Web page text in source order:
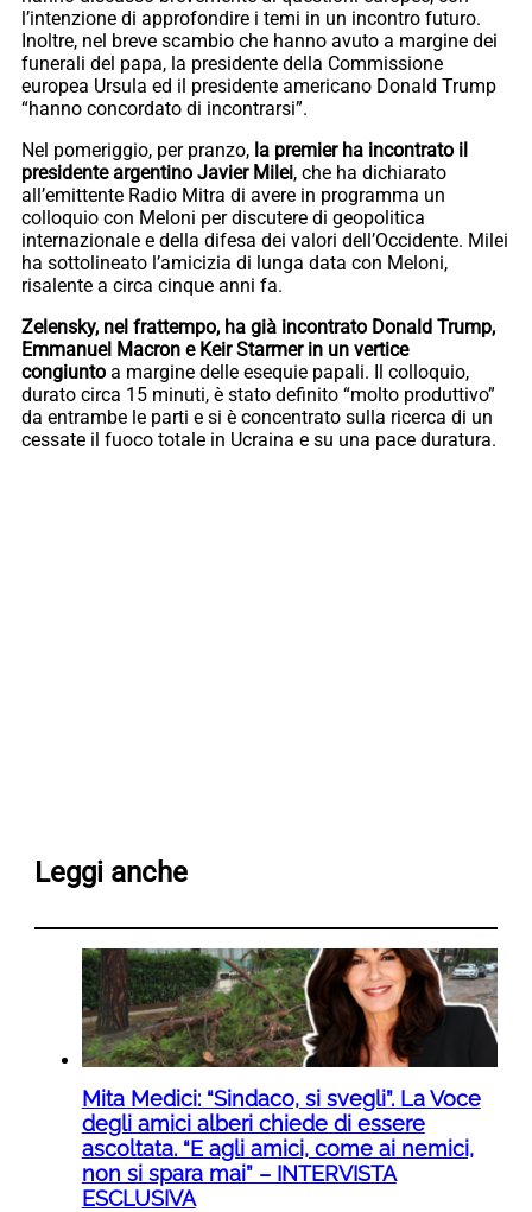
l’intenzione di approfondire i temi in un incontro futuro.
Inoltre, nel breve scambio che hanno avuto a margine dei
funerali del papa, la presidente della Commissione
europea Ursula ed il presidente americano Donald Trump
“hanno concordato di incontrarsi”.
Nel pomeriggio, per pranzo, la premier ha incontrato il
presidente argentino Javier Milei, che ha dichiarato
all’emittente Radio Mitra di avere in programma un
colloquio con Meloni per discutere di geopolitica
internazionale e della difesa dei valori dell’Occidente. Milei
ha sottolineato l’amicizia di lunga data con Meloni,
risalente a circa cinque anni fa.
Zelensky, nel frattempo, ha già incontrato Donald Trump,
Emmanuel Macron e Keir Starmer in un vertice
congiunto a margine delle esequie papali. Il colloquio,
durato circa 15 minuti, è stato definito “molto produttivo”
da entrambe le parti e si è concentrato sulla ricerca di un
cessate il fuoco totale in Ucraina e su una pace duratura.
Leggi anche
Mita Medici: “Sindaco, si svegli”. La Voce
degli amici alberi chiede di essere
ascoltata. “E agli amici, come ai nemici,
non si spara mai” – INTERVISTA
ESCLUSIVA